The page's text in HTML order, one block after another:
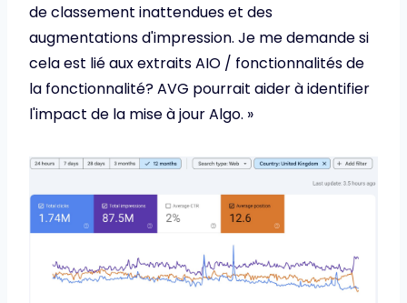
de classement inattendues et des
augmentations d'impression. Je me demande si
cela est lié aux extraits AIO / fonctionnalités de
la fonctionnalité? AVG pourrait aider à identifier
l'impact de la mise à jour Algo. »